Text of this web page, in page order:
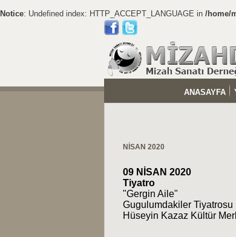
Notice: Undefined index: HTTP_ACCEPT_LANGUAGE in /home/
ANASAYFA
NİSAN 2020
09 NİSAN 2020
Tiyatro
"Gergin Aile"
Gugulumdakiler Tiyatrosu
Hüseyin Kazaz Kültür